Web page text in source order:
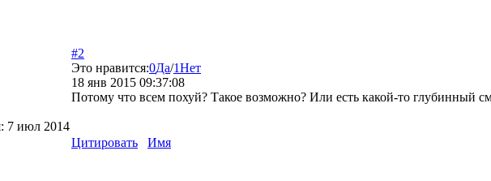
7 июл 2014
#2
Это нравится:0Да/1Нет
18 янв 2015 09:37:08
Потому что всем похуй? Такое возможно? Или есть какой-то глубинный
Цитировать
Имя